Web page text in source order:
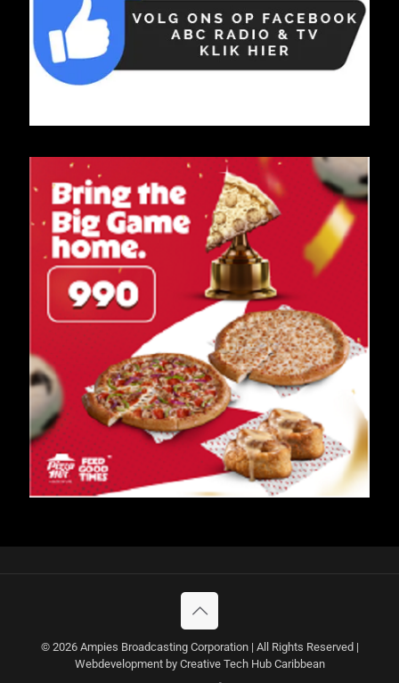
© 2026 Ampies Broadcasting Corporation | All Rights Reserved |
Webdevelopment by Creative Tech Hub Caribbean